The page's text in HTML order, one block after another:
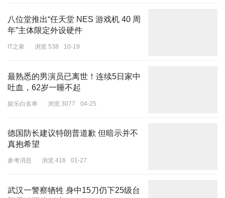
尺寸方面，该车长宽高分别为4884/1889/1447毫米，轴距为2778毫
米。这次新增冰晶蓝车漆颜色。
流行的新能源风格完全不同。多层次的结构，搭配丰富的用料，进一
步带来强烈的层次感。方向盘继续维持上下平底的设计，搭配小巧的
八位堂推出“任天堂 NES 游戏机 40 周
年”主体限定外设硬件
IT之家 浏览 538 10-19
最熟悉的男演员已离世！连续5日家中
吐血，62岁一睡不起
娱乐白名单 浏览 3077 04-25
德国防长建议特朗普道歉 但暗示并不
真抱希望
参考消息 浏览 416 01-27
武汉一警察牺牲 身中15刀仍下25级台